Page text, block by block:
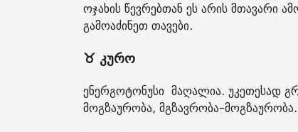
ოჯახის წევრებთან ეს არის მთავარი
გამოაძინეთ თავები.
♉ კურო
ენერგოტონუსი მაღალია. უკეთესად
მოგზაურობა, მგზავრობა-